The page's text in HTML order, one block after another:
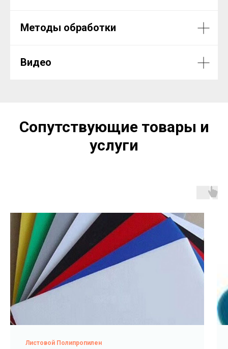
Методы обработки
Видео
Сопутствующие товары и
услуги
Листовой Полипропилен